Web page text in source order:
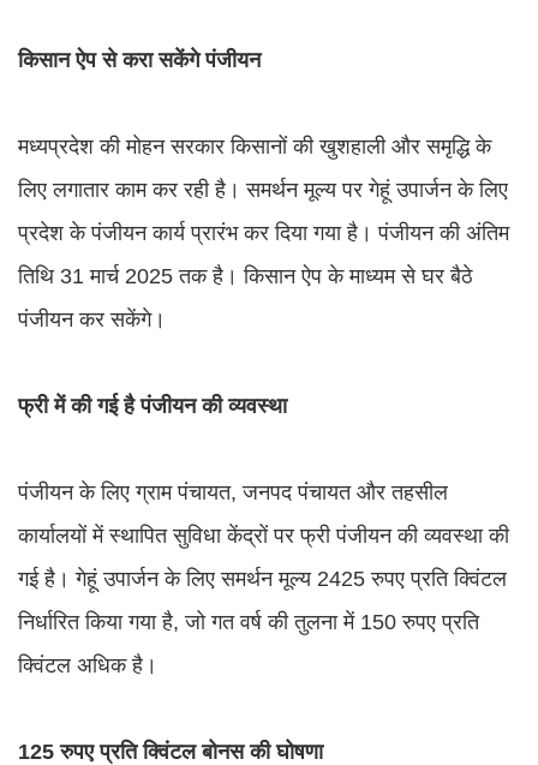
किसान ऐप से करा सकेंगे पंजीयन
मध्यप्रदेश की मोहन सरकार किसानों की खुशहाली और समृद्धि के
लिए लगातार काम कर रही है। समर्थन मूल्य पर गेहूं उपार्जन के लिए
प्रदेश के पंजीयन कार्य प्रारंभ कर दिया गया है। पंजीयन की अंतिम
तिथि 31 मार्च 2025 तक है। किसान ऐप के माध्यम से घर बैठे
पंजीयन कर सकेंगे।
फ्री में की गई है पंजीयन की व्यवस्था
पंजीयन के लिए ग्राम पंचायत, जनपद पंचायत और तहसील
कार्यालयों में स्थापित सुविधा केंद्रों पर फ्री पंजीयन की व्यवस्था की
गई है। गेहूं उपार्जन के लिए समर्थन मूल्य 2425 रुपए प्रति क्विंटल
निर्धारित किया गया है, जो गत वर्ष की तुलना में 150 रुपए प्रति
क्विंटल अधिक है।
125 रुपए प्रति क्विंटल बोनस की घोषणा